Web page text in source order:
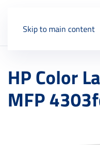
Skip to main content
HP Color
MFP